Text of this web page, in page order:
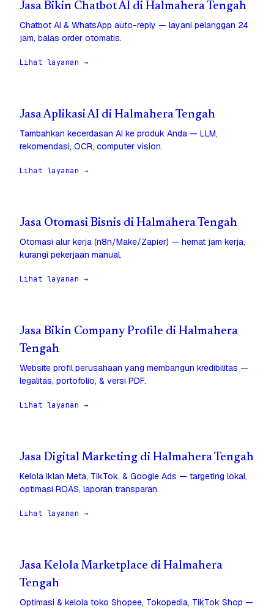
Jasa Bikin Chatbot AI di Halmahera Tengah
Chatbot AI & WhatsApp auto-reply — layani pelanggan 24
jam, balas order otomatis.
Lihat layanan →
Jasa Aplikasi AI di Halmahera Tengah
Tambahkan kecerdasan AI ke produk Anda — LLM,
rekomendasi, OCR, computer vision.
Lihat layanan →
Jasa Otomasi Bisnis di Halmahera Tengah
Otomasi alur kerja (n8n/Make/Zapier) — hemat jam kerja,
kurangi pekerjaan manual.
Lihat layanan →
Jasa Bikin Company Profile di Halmahera
Tengah
Website profil perusahaan yang membangun kredibilitas —
legalitas, portofolio, & versi PDF.
Lihat layanan →
Jasa Digital Marketing di Halmahera Tengah
Kelola iklan Meta, TikTok, & Google Ads — targeting lokal,
optimasi ROAS, laporan transparan.
Lihat layanan →
Jasa Kelola Marketplace di Halmahera
Tengah
Optimasi & kelola toko Shopee, Tokopedia, TikTok Shop —